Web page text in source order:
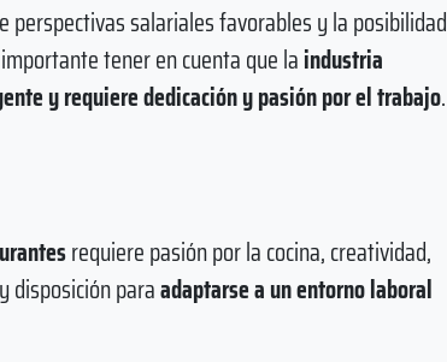
salariales favorables y la posibilidad
tener en cuenta que laindustria
y requiere dedicación y pasión por el trabajo.
requiere pasión por la cocina, creatividad,
disposición paraadaptarse a un entorno laboral